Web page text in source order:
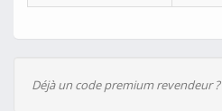
Déjà un code premium revendeur ?